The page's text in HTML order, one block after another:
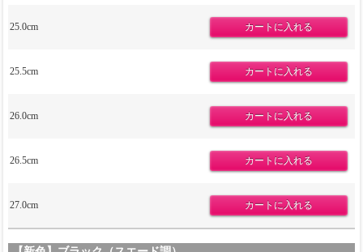
25.0cm
25.5cm
26.0cm
26.5cm
27.0cm